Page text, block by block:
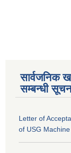
सार्वजनिक
सम्बन्धी
Letter of
of USG Machine